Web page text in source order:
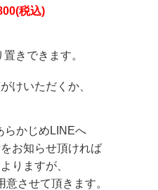
税込)
きできます。
けいただくか、
らかじめLINEへ
お知らせ頂ければ
りますが、
させて頂きます。